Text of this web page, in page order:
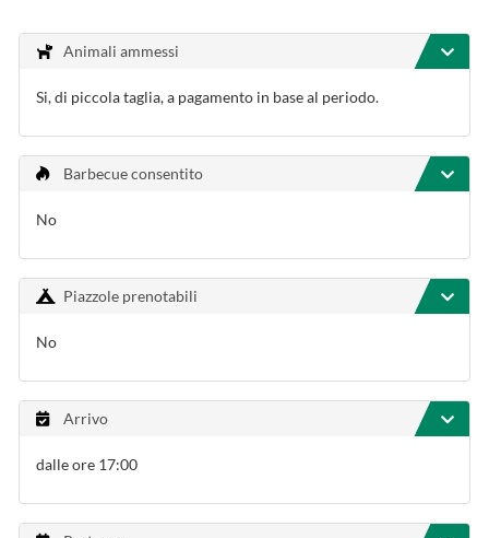
Animali ammessi
Si, di piccola taglia, a pagamento in base al periodo.
Barbecue consentito
No
Piazzole prenotabili
No
Arrivo
dalle ore 17:00